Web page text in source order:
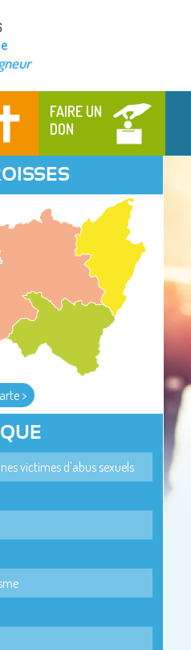
FAIRE UN
DON
>
victimes d'abus sexuels